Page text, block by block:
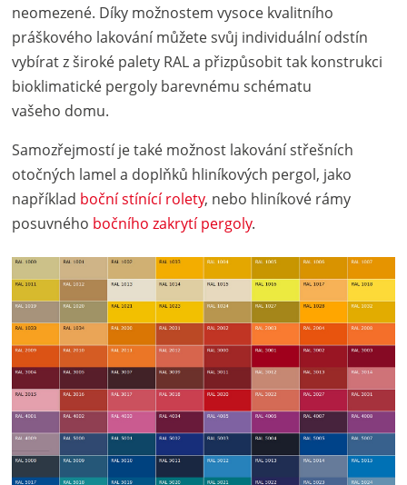
neomezené. Díky možnostem vysoce kvalitního
práškového lakování můžete svůj individuální odstín
vybírat z široké palety RAL a přizpůsobit tak konstrukci
bioklimatické pergoly barevnému schématu
vašeho domu.
Samozřejmostí je také možnost lakování střešních
otočných lamel a doplňků hliníkových pergol, jako
například boční stínící rolety, nebo hliníkové rámy
posuvného bočního zakrytí pergoly.